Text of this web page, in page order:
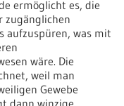
ermöglicht es, die
zugänglichen
aufzuspüren, was mit
wäre. Die
weil man
Gewebe
dann winzige